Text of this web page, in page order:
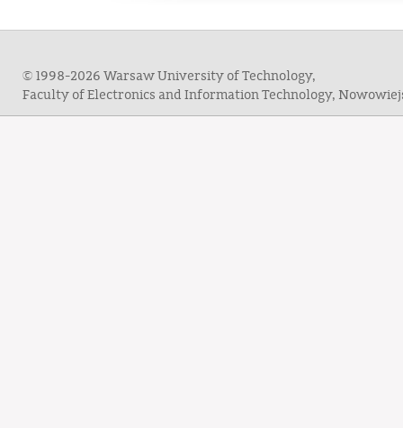
© 1998-2026 Warsaw University of Technology,
Faculty of Electronics and Information Technology,